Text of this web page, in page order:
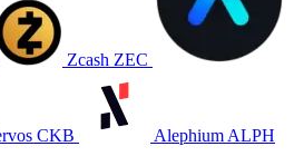
Zcash ZEC
CKB Alephium ALPH